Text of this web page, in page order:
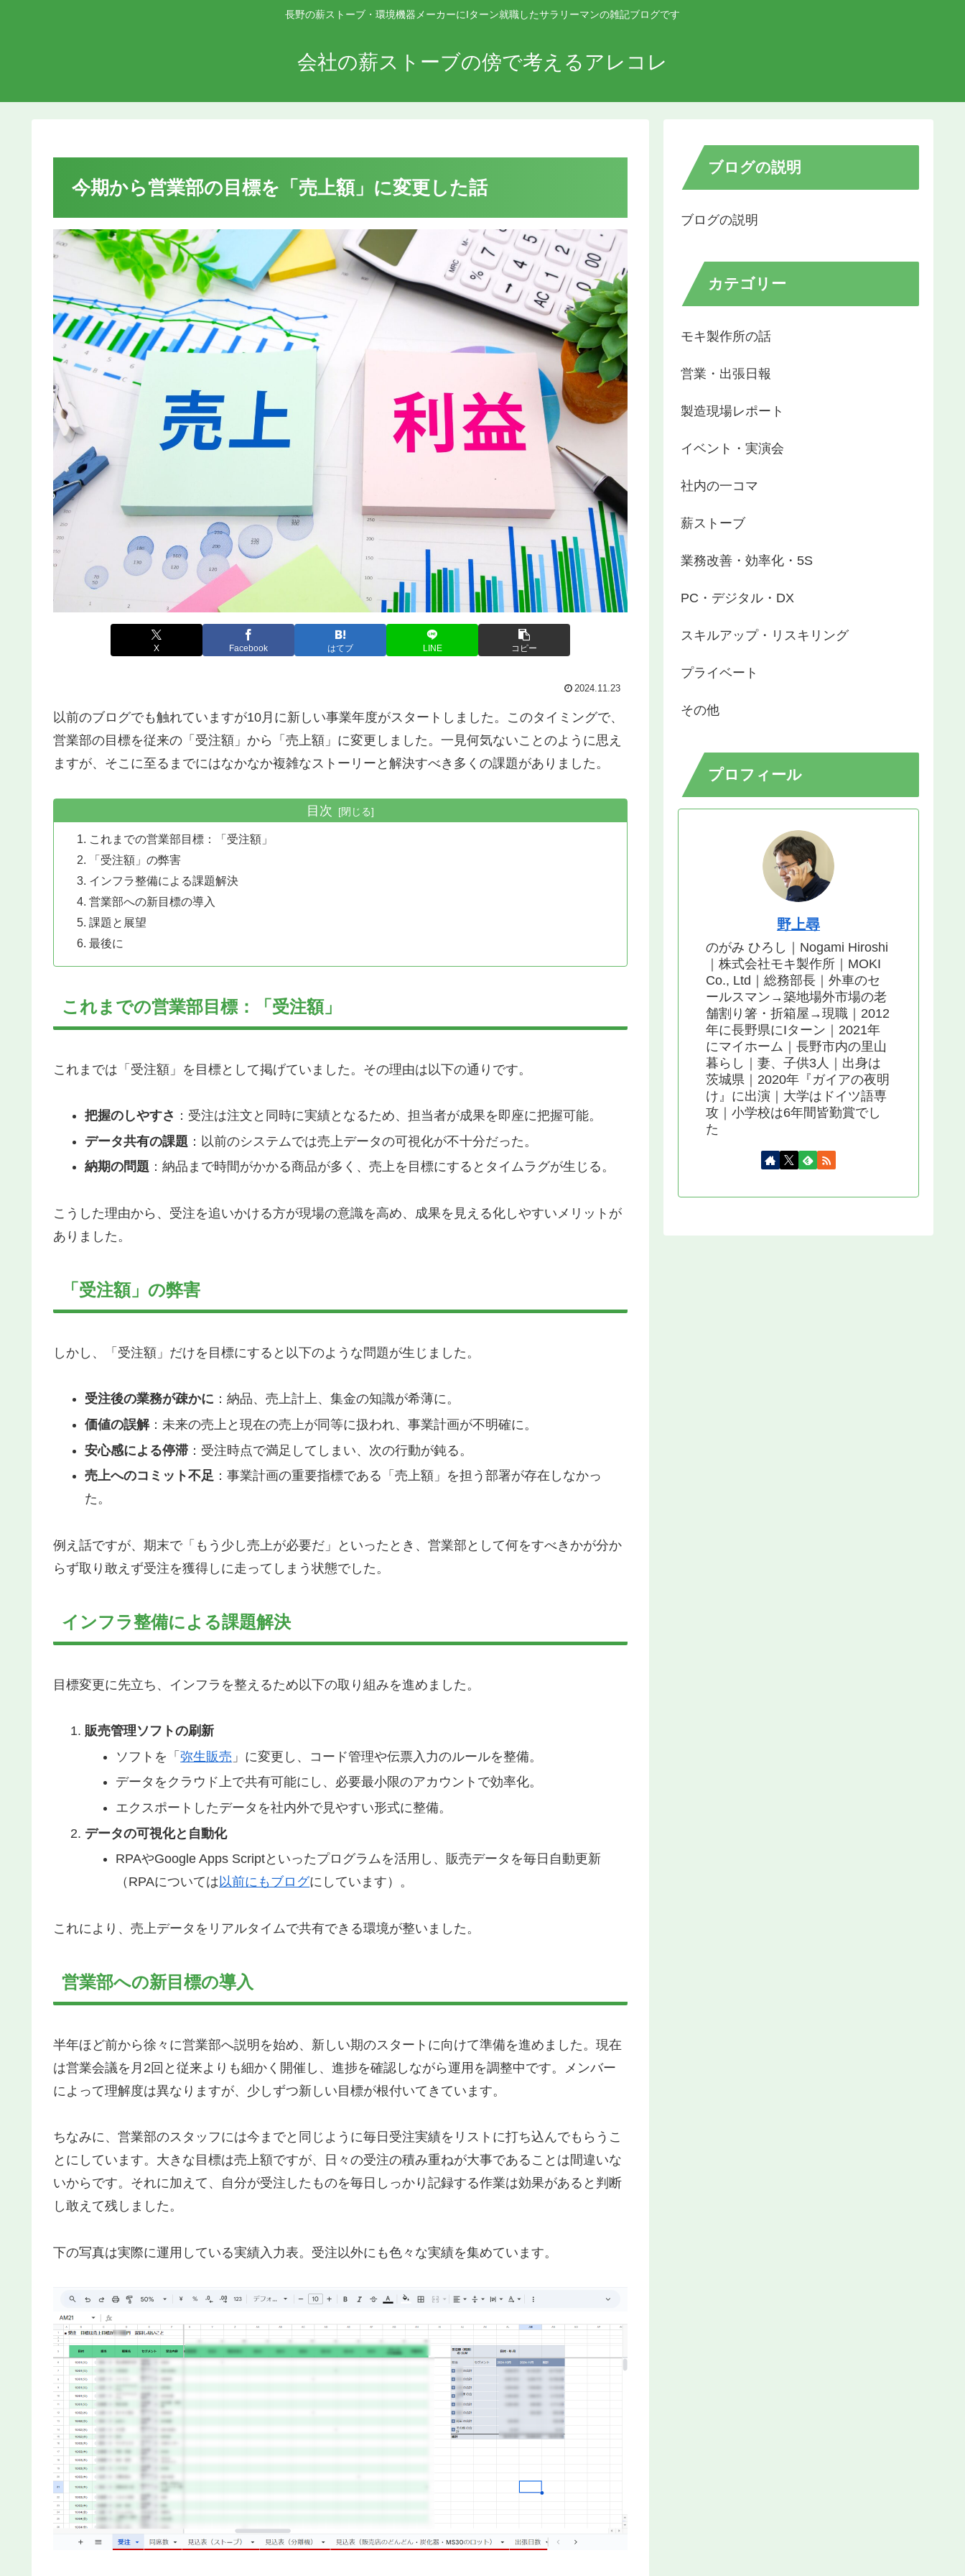
長野の薪ストーブ・環境機器メーカーにIターン就職したサラリーマンの雑記ブログです
会社の薪ストーブの傍で考えるアレコレ
今期から営業部の目標を「売上額」に変更した話
X Facebook はてブ LINE コピー
2024.11.23
以前のブログでも触れていますが10月に新しい事業年度がスタートしました。このタイミングで、
営業部の目標を従来の「受注額」から「売上額」に変更しました。一見何気ないことのように思え
ますが、そこに至るまでにはなかなか複雑なストーリーと解決すべき多くの課題がありました。
目次
これまでの営業部目標：「受注額」
「受注額」の弊害
インフラ整備による課題解決
営業部への新目標の導入
課題と展望
最後に
これまでの営業部目標：「受注額」
これまでは「受注額」を目標として掲げていました。その理由は以下の通りです。
把握のしやすさ ：受注は注文と同時に実績となるため、担当者が成果を即座に把握可能。
データ共有の課題 ：以前のシステムでは売上データの可視化が不十分だった。
納期の問題 ：納品まで時間がかかる商品が多く、売上を目標にするとタイムラグが生じる。
こうした理由から、受注を追いかける方が現場の意識を高め、成果を見える化しやすいメリットが
ありました。
「受注額」の弊害
しかし、「受注額」だけを目標にすると以下のような問題が生じました。
受注後の業務が疎かに ：納品、売上計上、集金の知識が希薄に。
価値の誤解：未来の売上と現在の売上が同等に扱われ、事業計画が不明確に。
安心感による停滞：受注時点で満足してしまい、次の行動が鈍る。
売上へのコミット不足：事業計画の重要指標である「売上額」を担う部署が存在しなかっ
た。
例え話ですが、期末で「もう少し売上が必要だ」といったとき、営業部として何をすべきかが分か
らず取り敢えず受注を獲得しに走ってしまう状態でした。
インフラ整備による課題解決
目標変更に先立ち、インフラを整えるため以下の取り組みを進めました。
販売管理ソフトの刷新
ソフトを「弥生販売 」に変更し、コード管理や伝票入力のルールを整備。
データをクラウド上で共有可能にし、必要最小限のアカウントで効率化。
エクスポートしたデータを社内外で見やすい形式に整備。
データの可視化と自動化
RPAやGoogle Apps Scriptといったプログラムを活用し、販売データを毎日自動更新
（RPAについては以前にもブログにしています）。
これにより、売上データをリアルタイムで共有できる環境が整いました。
営業部への新目標の導入
半年ほど前から徐々に営業部へ説明を始め、新しい期のスタートに向けて準備を進めました。現在
は営業会議を月2回と従来よりも細かく開催し、進捗を確認しながら運用を調整中です。メンバー
によって理解度は異なりますが、少しずつ新しい目標が根付いてきています。
ちなみに、営業部のスタッフには今までと同じように毎日受注実績をリストに打ち込んでもらうこ
とにしています。大きな目標は売上額ですが、日々の受注の積み重ねが大事であることは間違いな
いからです。それに加えて、自分が受注したものを毎日しっかり記録する作業は効果があると判断
し敢えて残しました。
下の写真は実際に運用している実績入力表。受注以外にも色々な実績を集めています。
ブログの説明
ブログの説明
カテゴリー
モキ製作所の話
営業・出張日報
製造現場レポート
イベント・実演会
社内の一コマ
薪ストーブ
業務改善・効率化・5S
PC・デジタル・DX
スキルアップ・リスキリング
プライベート
その他
プロフィール
野上尋
のがみ ひろし｜Nogami Hiroshi
｜株式会社モキ製作所｜MOKI
Co., Ltd｜総務部長｜外車のセ
ールスマン→築地場外市場の老
舗割り箸・折箱屋→現職｜2012
年に長野県にIターン｜2021年
にマイホーム｜長野市内の里山
暮らし｜妻、子供3人｜出身は
茨城県｜2020年『ガイアの夜明
け』に出演｜大学はドイツ語専
攻｜小学校は6年間皆勤賞でし
た